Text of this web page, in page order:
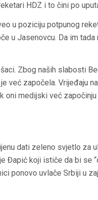
HDZ i to čini po
u poziciju potpunog
u Jasenovcu. Da im tada
Zbog naših slabosti
već započela. Vrijeđaju
oni medijski već
dati zeleno svjetlo za
Đapić koji ističe da bi se
ponovo uvlače Srbiji u